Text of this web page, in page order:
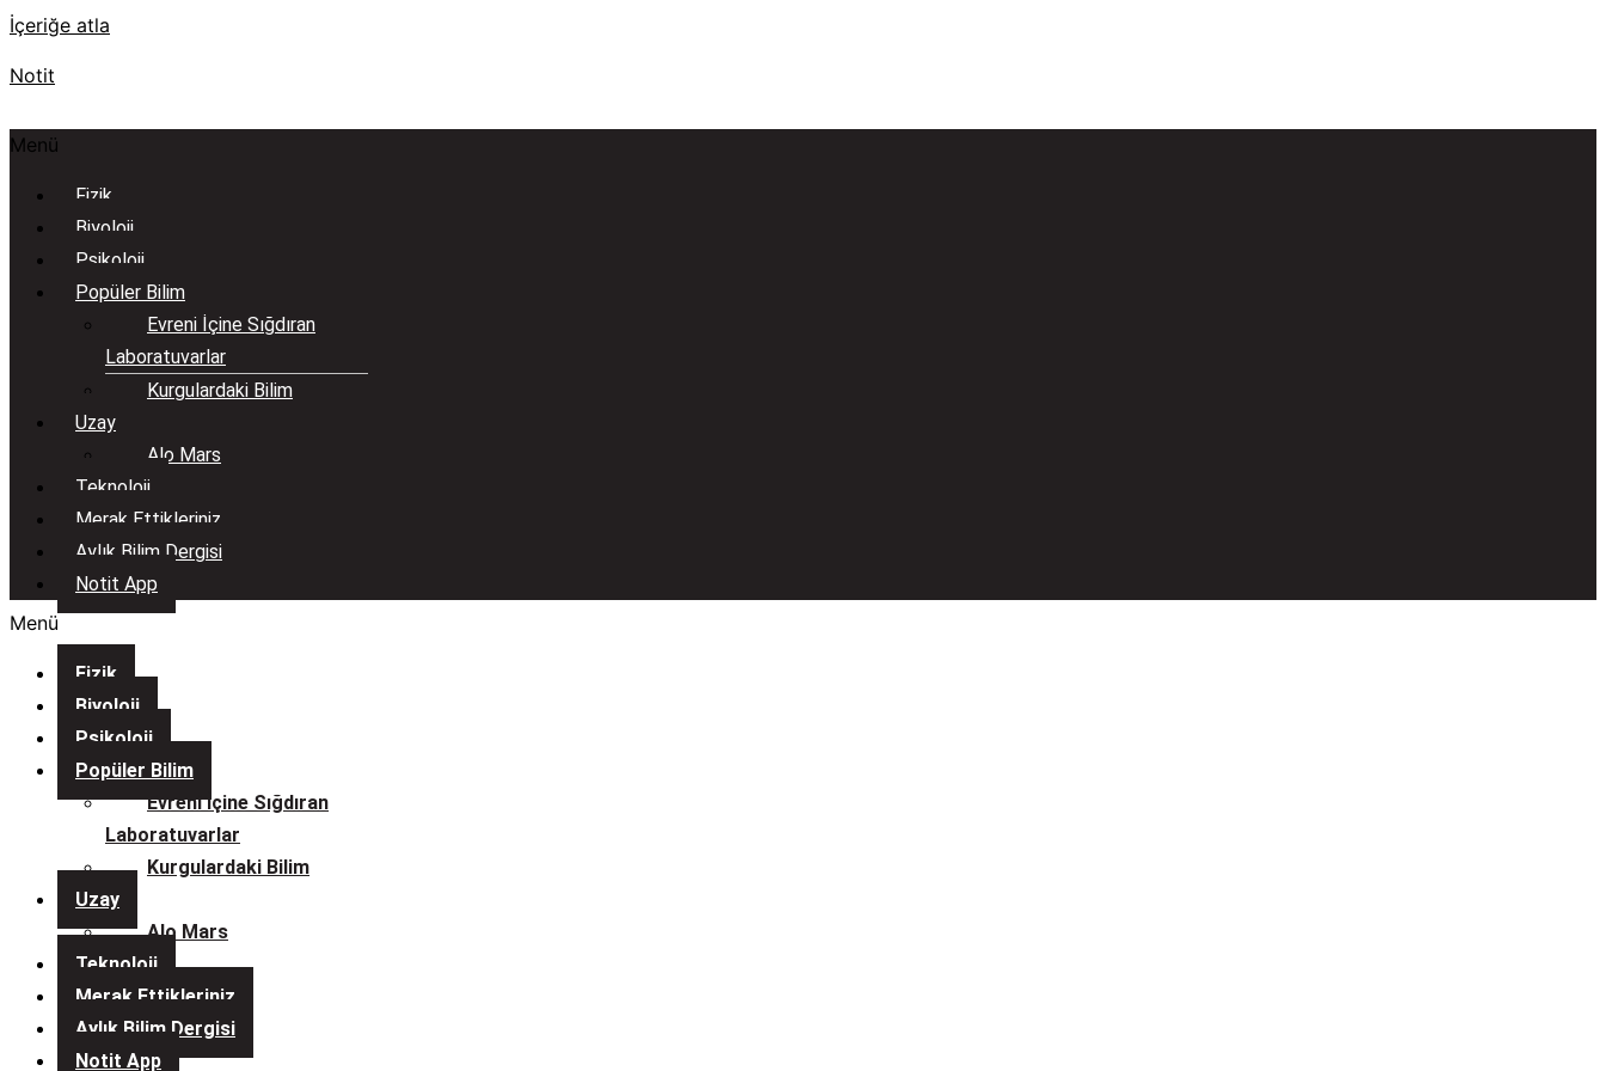
İçeriğe atla
Notit
Menü
Fizik
Biyoloji
Psikoloji
Popüler Bilim
Evreni İçine Sığdıran
Laboratuvarlar
Kurgulardaki Bilim
Uzay
Alo Mars
Teknoloji
Merak Ettikleriniz
Aylık Bilim Dergisi
Notit App
Menü
Fizik
Biyoloji
Psikoloji
Popüler Bilim
Evreni İçine Sığdıran
Laboratuvarlar
Kurgulardaki Bilim
Uzay
Alo Mars
Teknoloji
Merak Ettikleriniz
Aylık Bilim Dergisi
Notit App